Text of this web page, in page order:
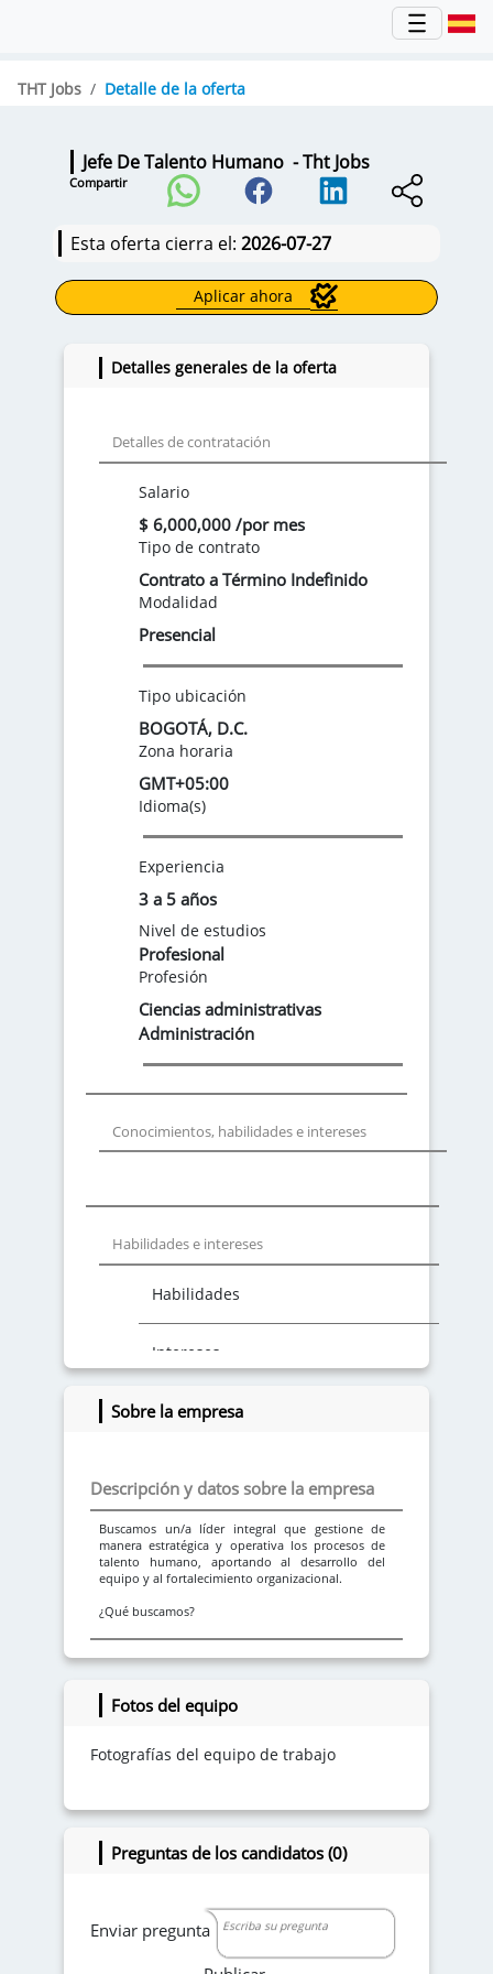
THT Jobs Detalle de la oferta
Jefe De Talento Humano - Tht Jobs
Compartir
Esta oferta cierra el: 2026-07-27
Aplicar ahora
Detalles generales de la oferta
Detalles de contratación
Salario
$ 6,000,000 /por mes
Tipo de contrato
Contrato a Término Indefinido
Modalidad
Presencial
Tipo ubicación
BOGOTÁ, D.C.
Zona horaria
GMT+05:00
Idioma(s)
Experiencia
3 a 5 años
Nivel de estudios
Profesional
Profesión
Ciencias administrativas
Administración
Conocimientos, habilidades e intereses
Habilidades e intereses
Habilidades
Intereses
Sobre la empresa
Descripción y datos sobre la empresa
Buscamos un/a líder integral que gestione de
manera estratégica y operativa los procesos de
talento humano, aportando al desarrollo del
equipo y al fortalecimiento organizacional.
¿Qué buscamos?
* Profesional en Psicología, Administración de
Empresas o carreras afines
* Experiencia mínima de 5 años liderando
procesos de talento humano
* Deseable experiencia en empresas de servicios
Condiciones laborales:
* Horario: Lunes a viernes
* Tipo de contrato: Término indefinido
Fotos del equipo
Fotografías del equipo de trabajo
Preguntas de los candidatos (0)
Enviar pregunta